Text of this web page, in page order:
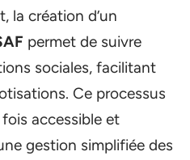
la création d’un
permet de suivre
sociales, facilitant
Ce processus
accessible et
gestion simplifiée des